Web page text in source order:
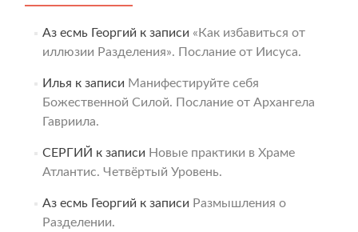
Аз есмь Георгий к записи «Как избавиться от
иллюзии Разделения». Послание от Иисуса.
Илья к записи Манифестируйте себя
Божественной Силой. Послание от Архангела
Гавриила.
СЕРГИЙ к записи Новые практики в Храме
Атлантис. Четвёртый Уровень.
Аз есмь Георгий к записи Размышления о
Разделении.